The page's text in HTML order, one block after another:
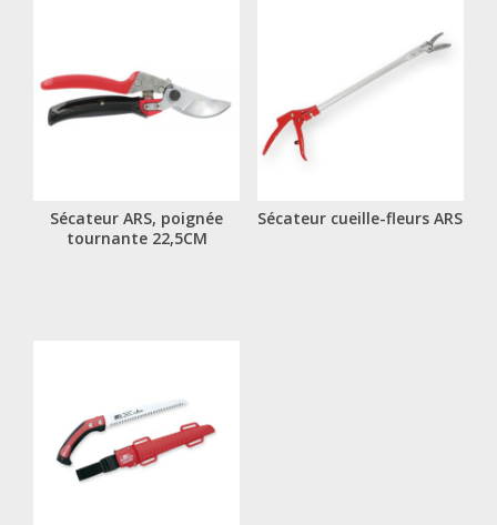
Sécateur ARS, poignée
tournante 22,5CM
Sécateur cueille-fleurs ARS